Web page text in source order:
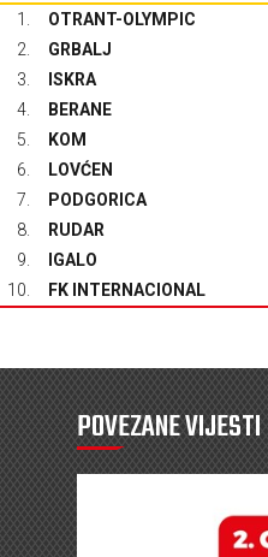
1. OTRANT-OLYMPIC
2.
GRBALJ
3.
ISKRA
4.
BERANE
5.
KOM
6.
LOVĆEN
7.
PODGORICA
8.
RUDAR
9.
IGALO
10.
FK INTERNACIONAL
POVEZANE VIJESTI